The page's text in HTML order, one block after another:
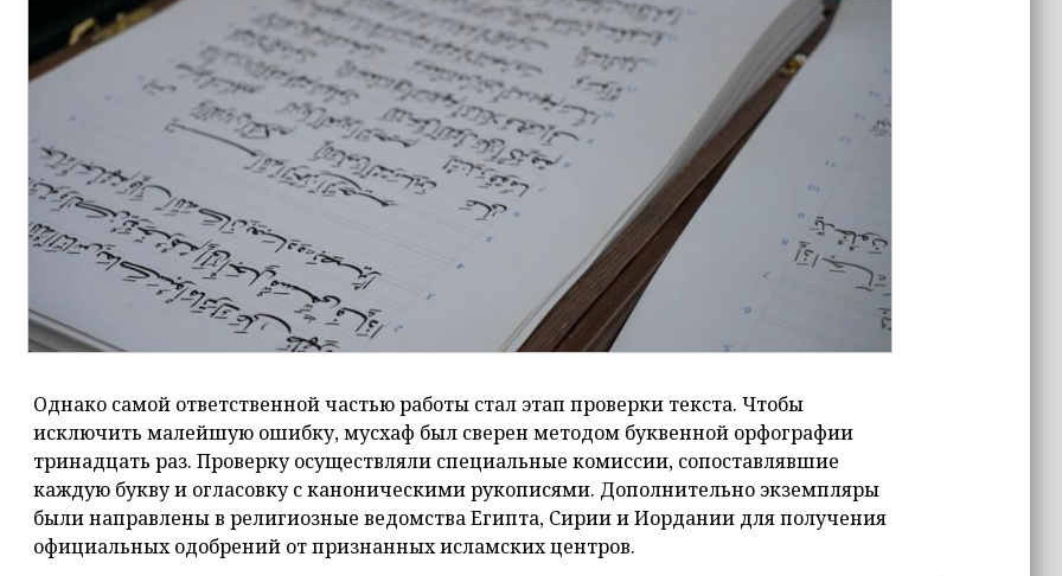
Однако самой ответственной частью работы стал этап проверки текста. Чтобы
исключить малейшую ошибку, мусхаф был сверен методом буквенной орфографии
тринадцать раз. Проверку осуществляли специальные комиссии, сопоставлявшие
каждую букву и огласовку с каноническими рукописями. Дополнительно экземпляры
были направлены в религиозные ведомства Египта, Сирии и Иордании для получения
официальных одобрений от признанных исламских центров.